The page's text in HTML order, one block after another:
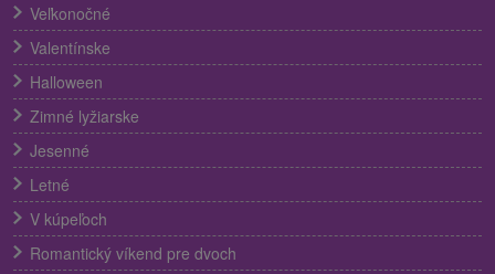
Veľkonočné
Valentínske
Halloween
Zimné lyžiarske
Jesenné
Letné
V kúpeľoch
Romantický víkend pre dvoch